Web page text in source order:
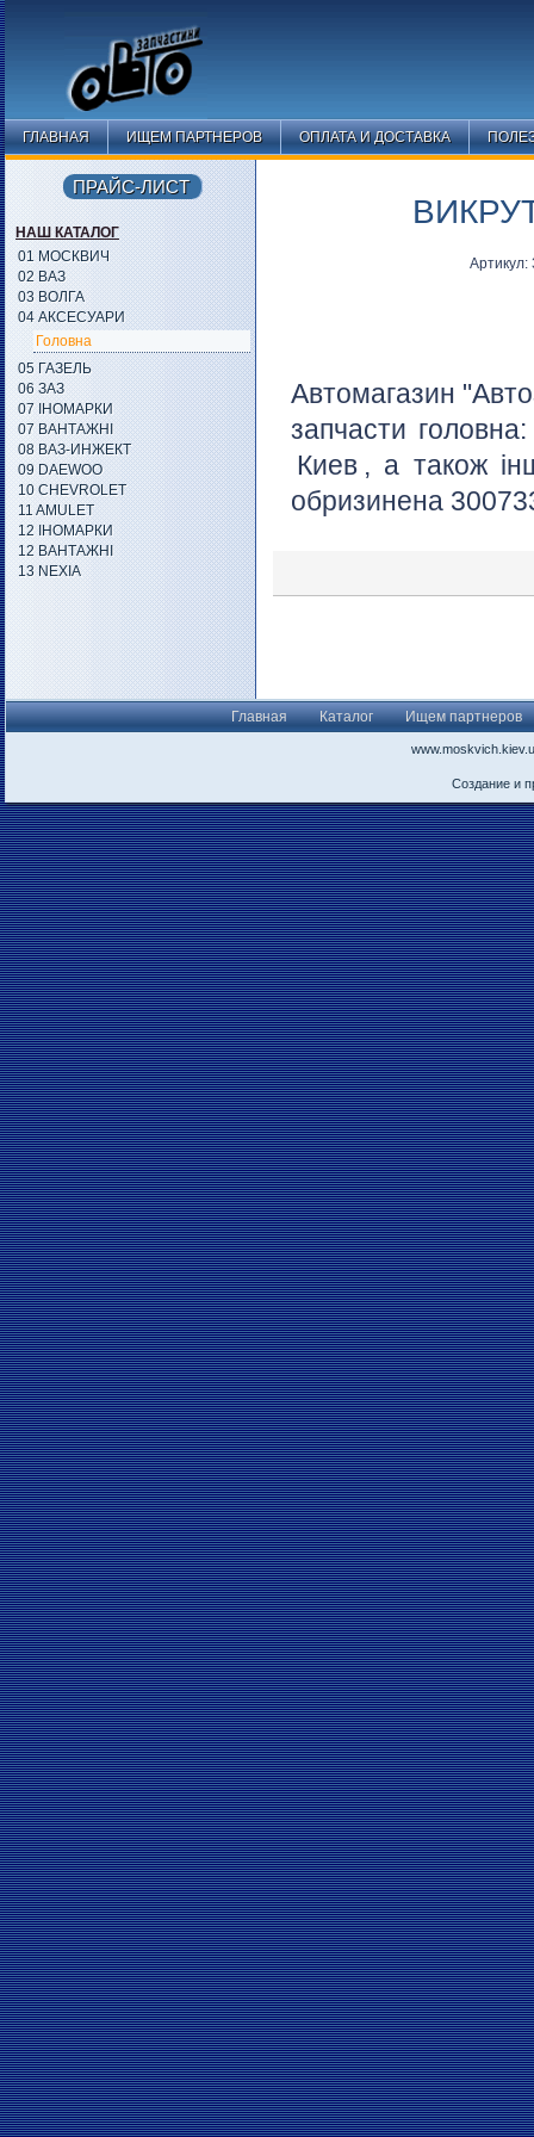
ГЛАВНАЯ ИЩЕМ ПАРТНЕРОВ ОПЛАТА И ДОСТАВКА
Автомагазин
запчасти
Киев , а також
обризинена
ПРАЙС-ЛИСТ
НАШ КАТАЛОГ
01 МОСКВИЧ
02 ВАЗ
03 ВОЛГА
04 АКСЕСУАРИ
Головна
05 ГАЗЕЛЬ
06 ЗАЗ
07 ІНОМАРКИ
07 ВАНТАЖНІ
08 ВАЗ-ИНЖЕКТ
09 DAEWOO
10 CHEVROLET
11 AMULET
12 ІНОМАРКИ
12 ВАНТАЖНІ
13 NEXIA
Главная Каталог Ищем партнеров
Создание и